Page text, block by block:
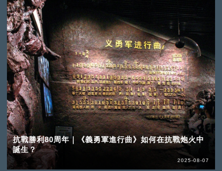
抗戰勝利80周年｜《義勇軍進行曲》如何在抗戰炮火中
誕生？
2025-08-07